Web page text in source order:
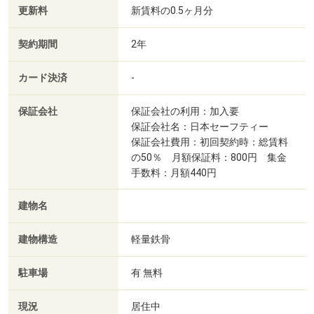
更新料 新賃料の0.5ヶ月分
契約期間 2年
カード決済 -
保証会社
保証会社の利用：加入要
保証会社名：日本セーフティー
保証会社費用：初回契約時：総賃料
の50％ 月額保証料：800円 集金
手数料：月額440円
建物名
建物構造 軽量鉄骨
駐車場 有 無料
現況 居住中